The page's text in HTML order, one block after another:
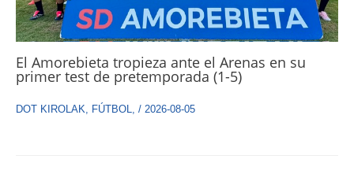
El Amorebieta tropieza ante el Arenas en su
primer test de pretemporada (1-5)
DOT KIROLAK, FÚTBOL, / 2026-08-05